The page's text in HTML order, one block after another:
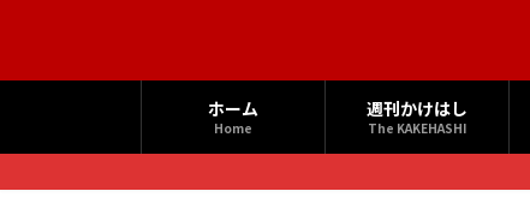
へ
ス
ョ
ン
ホーム
Home
週刊かけはし
The KAKEHASHI